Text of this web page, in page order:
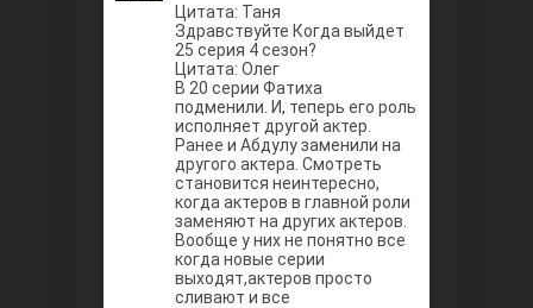
Цитата: Таня
Здравствуйте Когда выйдет
25 серия 4 сезон?
Цитата: Олег
В 20 серии Фатиха
подменили. И, теперь его роль
исполняет другой актер.
Ранее и Абдулу заменили на
другого актера. Смотреть
становится неинтересно,
когда актеров в главной роли
заменяют на других актеров.
Вообще у них не понятно все
когда новые серии
выходят,актеров просто
сливают и все